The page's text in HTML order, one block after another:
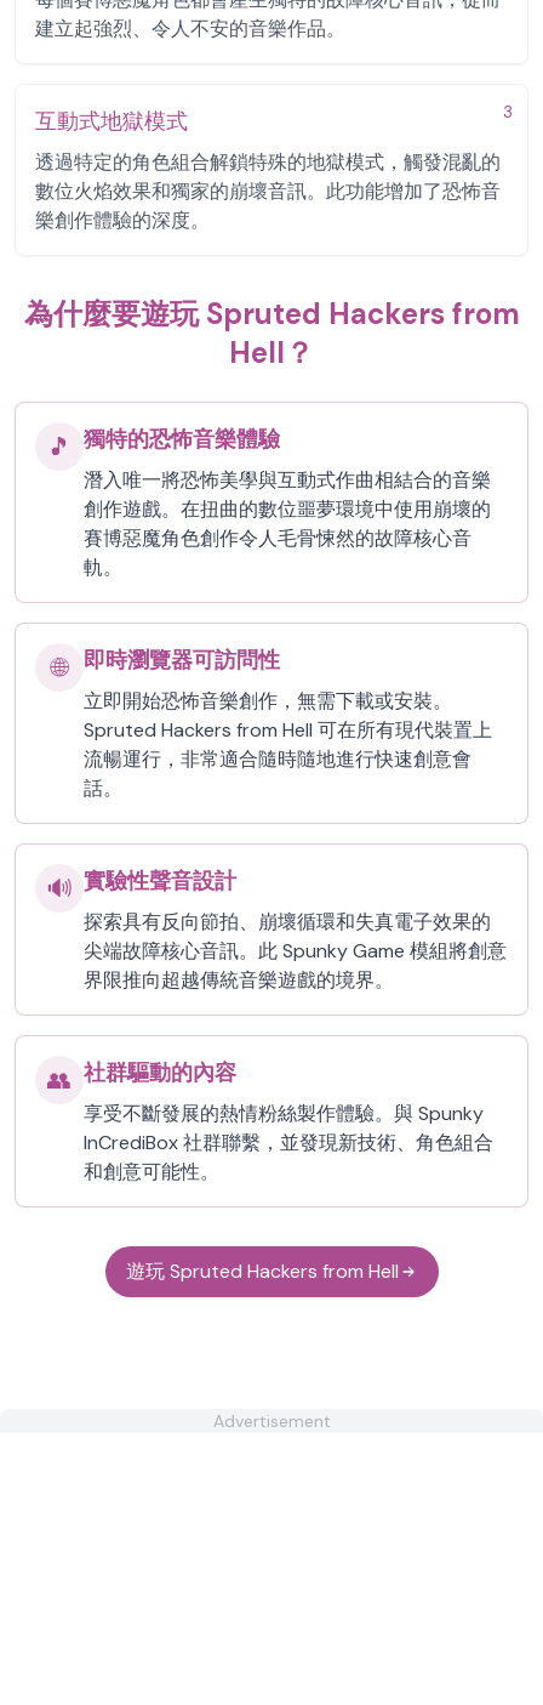
建立起強烈、令人不安的音樂作品。
3
互動式地獄模式
透過特定的角色組合解鎖特殊的地獄模式，觸發混亂的
數位火焰效果和獨家的崩壞音訊。此功能增加了恐怖音
樂創作體驗的深度。
為什麼要遊玩 Spruted Hackers from
Hell？
🎵 獨特的恐怖音樂體驗
潛入唯一將恐怖美學與互動式作曲相結合的音樂
創作遊戲。在扭曲的數位噩夢環境中使用崩壞的
賽博惡魔角色創作令人毛骨悚然的故障核心音
軌。
🌐 即時瀏覽器可訪問性
立即開始恐怖音樂創作，無需下載或安裝。
Spruted Hackers from Hell 可在所有現代裝置上
流暢運行，非常適合隨時隨地進行快速創意會
話。
🔊 實驗性聲音設計
探索具有反向節拍、崩壞循環和失真電子效果的
尖端故障核心音訊。此 Spunky Game 模組將創意
界限推向超越傳統音樂遊戲的境界。
👥 社群驅動的內容
享受不斷發展的熱情粉絲製作體驗。與 Spunky
InCrediBox 社群聯繫，並發現新技術、角色組合
和創意可能性。
遊玩 Spruted Hackers from Hell
Advertisement